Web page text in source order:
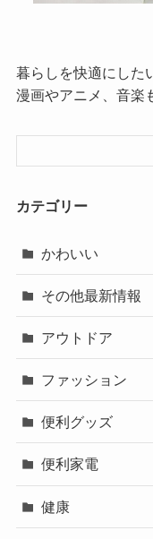
暮らしを快適にした
漫画やアニメ、音楽
カテゴリー
かわいい
その他最新情報
アウトドア
ファッション
便利グッズ
便利家電
健康